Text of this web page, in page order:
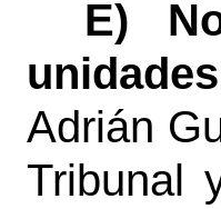
E)
Adrián
Tribunal